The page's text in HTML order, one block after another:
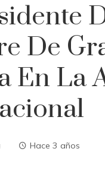
De
En La
Hace 3 años